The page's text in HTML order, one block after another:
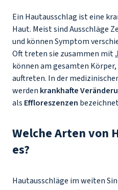
Ein Hautausschlag ist eine
Haut. Meist sind Ausschläge
und können Symptom
Oft treten sie zusammen mit
können am gesamten
auftreten. In der
werden krankhafte
als Effloreszenzen
Welche Arten von
es?
Hautausschläge im weiten